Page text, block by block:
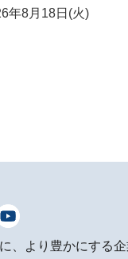
年8月18日(火)
、より豊かにする